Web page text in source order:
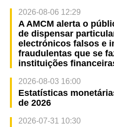
2026-08-06 12:29
A AMCM alerta o
de dispensar
electrónicos falsos e
fraudulentas que se
instituições
2026-08-03 16:00
Estatísticas
de 2026
2026-07-31 10:30